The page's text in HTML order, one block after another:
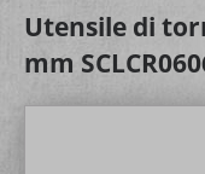
Utensile di
mm